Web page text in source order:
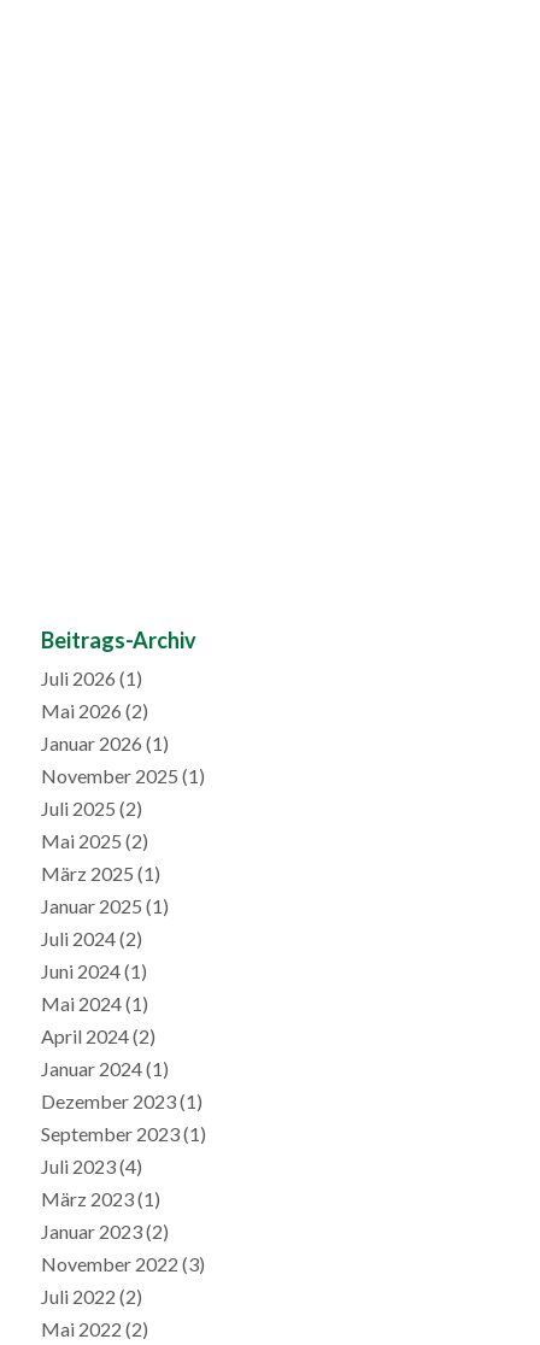
Beitrags-Archiv
Juli 2026 (1)
Mai 2026 (2)
Januar 2026 (1)
November 2025 (1)
Juli 2025 (2)
Mai 2025 (2)
März 2025 (1)
Januar 2025 (1)
Juli 2024(2)
Juni 2024(1)
Mai 2024(1)
April 2024(2)
Januar 2024(1)
Dezember 2023(1)
September 2023(1)
Juli 2023(4)
März 2023(1)
Januar 2023(2)
November 2022 (3)
Juli 2022 (2)
Mai 2022 (2)